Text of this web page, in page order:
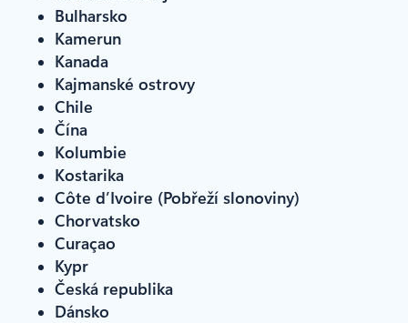
Bulharsko
Kamerun
Kanada
Kajmanské ostrovy
Chile
Čína
Kolumbie
Kostarika
Côte d’Ivoire (Pobřeží slonoviny)
Chorvatsko
Curaçao
Kypr
Česká republika
Dánsko